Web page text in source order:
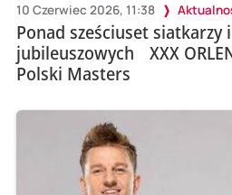
10 Czerwiec 2026, 11:38
Ponad sześciuset
jubileuszowych XXX
Polski Masters